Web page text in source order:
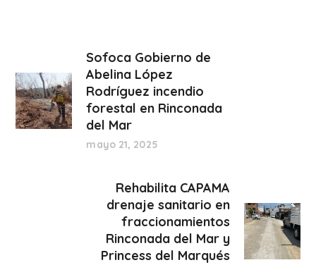
Sofoca Gobierno de
Abelina López
Rodríguez incendio
forestal en Rinconada
del Mar
mayo 21, 2025
Rehabilita CAPAMA
drenaje sanitario en
fraccionamientos
Rinconada del Mar y
Princess del Marqués